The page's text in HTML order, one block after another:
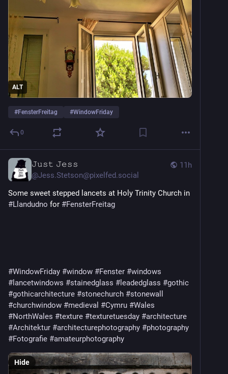
ALT
#FensterFreitag #WindowFriday
0
11h
𝙹𝚞𝚜𝚝 𝙹𝚎𝚜𝚜
@Jess.Stetson@pixelfed.social
Some sweet stepped lancets at Holy Trinity Church in
#Llandudno for #FensterFreitag
#WindowFriday #window #Fenster #windows
#lancetwindows #stainedglass #leadedglass #gothic
#gothicarchitecture #stonechurch #stonewall
#churchwindow #medieval #Cymru #Wales
#NorthWales #texture #texturetuesday #architecture
#Architektur #architecturephotography #photography
#Fotografie #amateurphotography
Hide